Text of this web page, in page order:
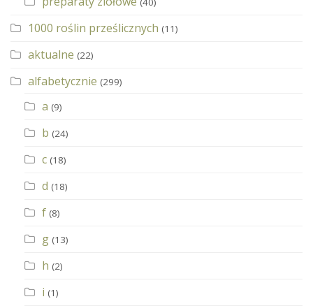
1000 roślin prześlicznych (11)
aktualne (22)
alfabetycznie (299)
a (9)
b (24)
c (18)
d (18)
f (8)
g (13)
h (2)
i (1)